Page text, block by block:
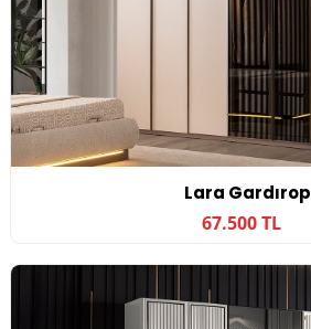
Lara Gardırop
67.500 TL